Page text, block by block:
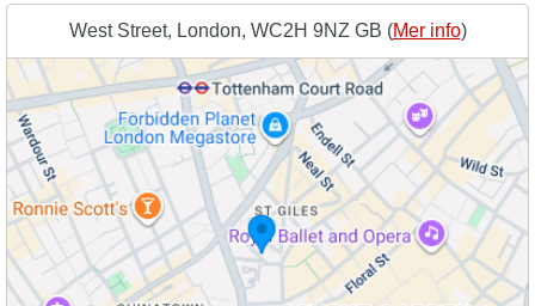
West Street, London, WC2H 9NZ GB (Mer info)